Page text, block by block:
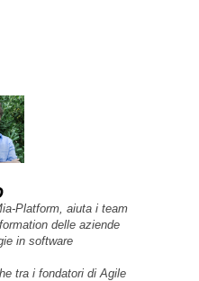
Platform, aiuta i team
delle aziende
in software
tra i fondatori di Agile